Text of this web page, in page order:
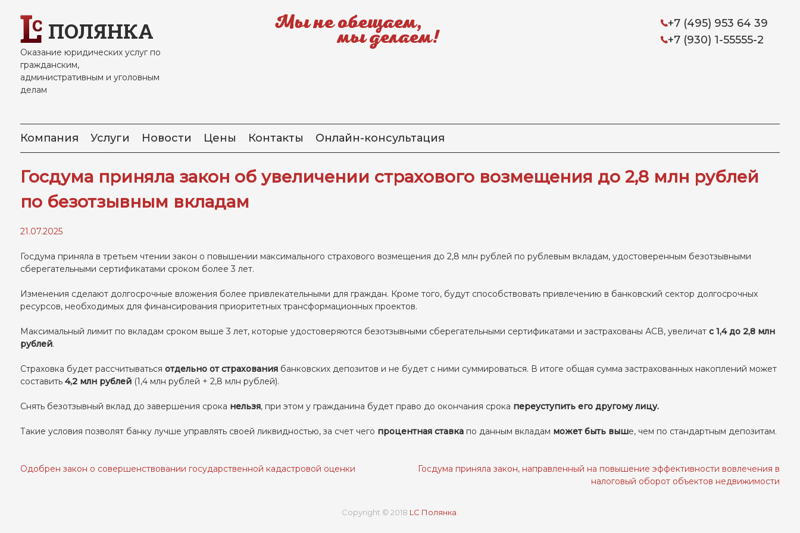
to
contentПОЛЯНКА
Оказание юридических услуг по
гражданским,
административным и уголовным
делам
Мы не обещаем,
мы делаем!
+7 (495) 953 64 39
+7 (930) 1-55555-2
Компания Услуги Новости Цены Контакты Онлайн-консультация
Госдума приняла закон об увеличении страхового возмещения до 2,8 млн рублей
по безотзывным вкладам
21.07.2025
Госдума приняла в третьем чтении закон о повышении максимального страхового возмещения до 2,8 млн рублей по рублевым вкладам, удостоверенным безотзывными
сберегательными сертификатами сроком более 3 лет.
Изменения сделают долгосрочные вложения более привлекательными для граждан. Кроме того, будут способствовать привлечению в банковский сектор долгосрочных
ресурсов, необходимых для финансирования приоритетных трансформационных проектов.
Максимальный лимит по вкладам сроком выше 3 лет, которые удостоверяются безотзывными сберегательными сертификатами и застрахованы АСВ, увеличат с 1,4 до 2,8 млн
рублей.
Страховка будет рассчитываться отдельно от страхованиябанковских депозитов и не будет с ними суммироваться. В итоге общая сумма застрахованных накоплений может
составить 4,2 млн рублей(1,4 млн рублей + 2,8 млн рублей).
Снять безотзывный вклад до завершения срока нельзя, при этом у гражданина будет право до окончания срока переуступить его другому лицу.
Такие условия позволят банку лучше управлять своей ликвидностью, за счет чего процентная ставка по данным вкладам может быть выше, чем по стандартным депозитам.
Навигация
Одобрен закон о совершенствовании государственной кадастровой оценки
Госдума приняла закон, направленный на повышение эффективности вовлечения в
налоговый оборот объектов недвижимости
Copyright © 2018 LC Полянка